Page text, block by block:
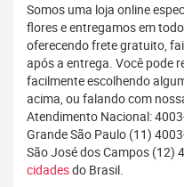
Somos uma loja online
flores e entregamos em
oferecendo frete gratuito,
após a entrega. Você pode
facilmente escolhendo
acima, ou falando com
Atendimento Nacional:
Grande São Paulo (11)
São José dos Campos (12)
cidadesdo Brasil.